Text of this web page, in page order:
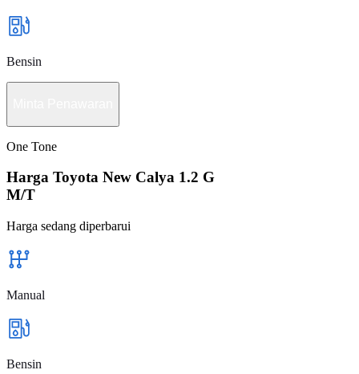
Bensin
One Tone
Harga Toyota New Calya 1.2 G
M/T
Harga sedang diperbarui
Manual
Bensin